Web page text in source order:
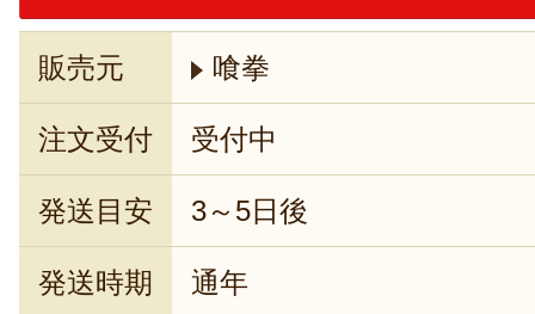
販売元 喰拳
注文受付 受付中
発送目安 3～5日後
発送時期 通年